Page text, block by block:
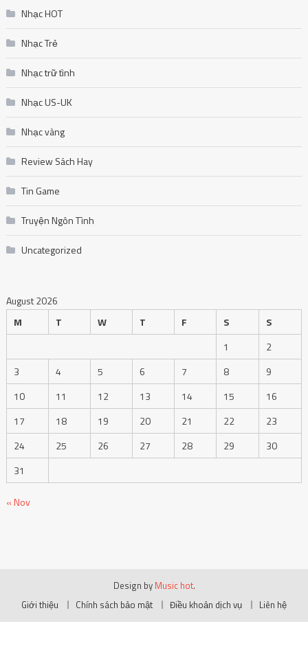
Nhạc HOT
Nhạc Trẻ
Nhạc trữ tình
Nhạc US-UK
Nhạc vàng
Review Sách Hay
Tin Game
Truyện Ngôn Tình
Uncategorized
August 2026
M
T W T F S
S
1
2
3
4 5 6 7 8
9
10
11 12 13 14 15
16
17
18 19 20 21 22
23
24
25 26 27 28 29
30
31
« Nov
Design by Music hot.
Giới thiệu
Chính sách bảo mật Điều khoản dịch vụ Liên hệ